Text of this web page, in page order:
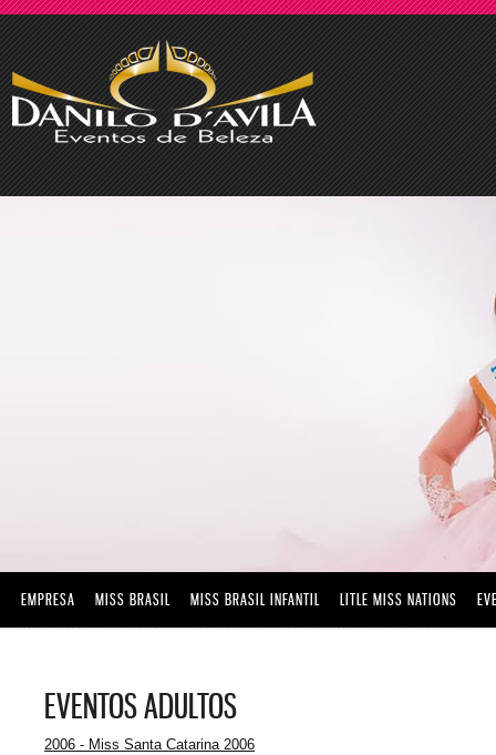
EMPRESA MISS BRASIL MISS BRASIL INFANTIL LITLE MISS NATIONS
EVENTOS ADULTOS
2006 - Miss Santa Catarina 2006